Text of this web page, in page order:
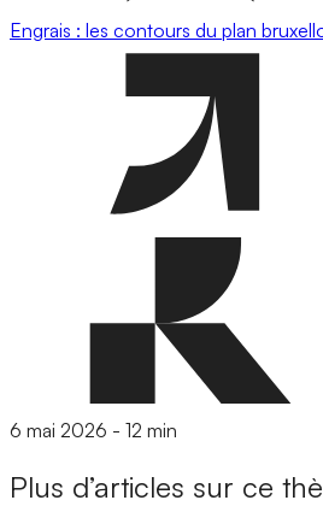
Engrais : les contours du plan
6 mai 2026 - 12 min
Plus d’articles sur ce